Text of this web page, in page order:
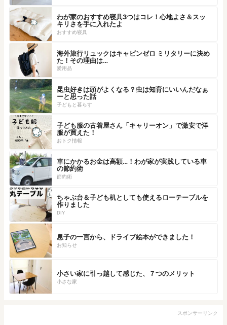
わが家のおすすめ寝具3つはコレ！心地よさ＆スッ
キリさを手に入れたよ
おすすめ寝具
海外旅行リュックはキャビンゼロ ミリタリーに決め
た！その理由は…
愛用品
昆虫好きは頭がよくなる？虫は知育にいいんだなぁ
ーと思った話
子どもと暮らす
子ども服の古着屋さん「キャリーオン」で激安で洋
服が買えた！
おトク情報
車にかかるお金は高額…！わが家が実践している車
の節約術
節約術
ちゃぶ台＆子ども机としても使えるローテーブルを
作りました
DIY
息子の一言から、ドライブ絵本ができました！
お知らせ
小さい家に引っ越して感じた、７つのメリット
小さな家
スポンサーリンク